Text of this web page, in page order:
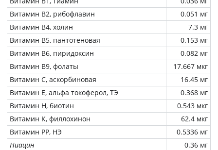
Витамин В2, рибофлавин
0.051 мг
Витамин В4, холин
7.3 мг
Витамин В5, пантотеновая
0.153 мг
Витамин В6, пиридоксин
0.082 мг
Витамин В9, фолаты
17.667 мкг
Витамин C, аскорбиновая
16.45 мг
Витамин Е, альфа токоферол, ТЭ
0.368 мг
Витамин Н, биотин
0.543 мкг
Витамин К, филлохинон
62.4 мкг
Витамин РР, НЭ
0.5336 мг
Ниацин
0.36 мг